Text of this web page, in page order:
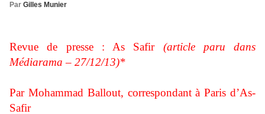
Par Gilles Munier
Revue de presse : As Safir (article paru dans
Médiarama – 27/12/13)*
Par Mohammad Ballout, correspondant à Paris d’As-
Safir